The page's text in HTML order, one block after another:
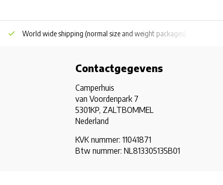
World wide shipping (normal size and weight packages)
Contactgegevens
Camperhuis
van Voordenpark 7
5301KP, ZALTBOMMEL
Nederland
KVK nummer: 11041871
Btw nummer: NL813305135B01